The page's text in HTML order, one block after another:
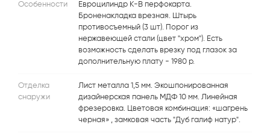
Особенности
Евроцилиндр К-В перфокарта.
Броненакладка врезная. Штырь
противосъемный (3 шт). Порог из
нержавеющей стали (цвет "хром"). Есть
возможность сделать врезку под глазок за
дополнительную плату - 1980 р.
Отделка
снаружи
Лист металла 1,5 мм. Экошпонированная
дизайнерская панель МДФ 10 мм. Линейная
фрезеровка. Цветовая комбинация: «шагрень
черная» , замковая часть "Дуб галиф натур".